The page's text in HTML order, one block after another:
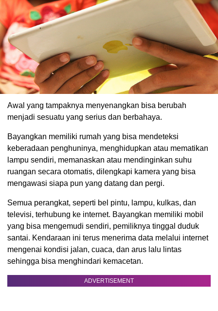
Awal yang tampaknya menyenangkan bisa berubah
menjadi sesuatu yang serius dan berbahaya.
Bayangkan memiliki rumah yang bisa mendeteksi
keberadaan penghuninya, menghidupkan atau mematikan
lampu sendiri, memanaskan atau mendinginkan suhu
ruangan secara otomatis, dilengkapi kamera yang bisa
mengawasi siapa pun yang datang dan pergi.
Semua perangkat, seperti bel pintu, lampu, kulkas, dan
televisi, terhubung ke internet. Bayangkan memiliki mobil
yang bisa mengemudi sendiri, pemiliknya tinggal duduk
santai. Kendaraan ini terus menerima data melalui internet
mengenai kondisi jalan, cuaca, dan arus lalu lintas
sehingga bisa menghindari kemacetan.
ADVERTISEMENT